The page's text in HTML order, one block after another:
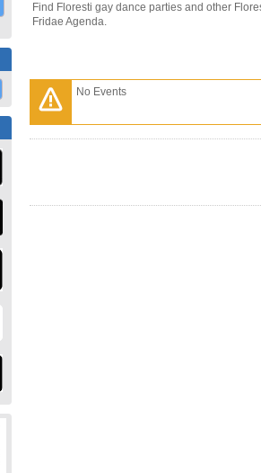
Find Floresti gay dance parties and other
Fridae Agenda.
No Events